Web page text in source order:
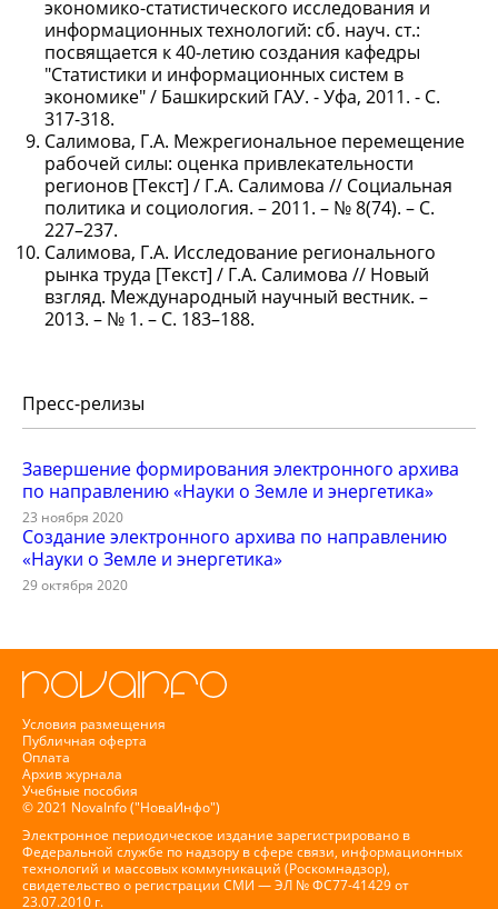
экономико-статистического исследования и
информационных технологий: сб. науч. ст.:
посвящается к 40-летию создания кафедры
"Статистики и информационных систем в
экономике" / Башкирский ГАУ. - Уфа, 2011. - С.
317-318.
Салимова, Г.А. Межрегиональное перемещение
рабочей силы: оценка привлекательности
регионов [Текст] / Г.А. Салимова // Социальная
политика и социология. – 2011. – № 8(74). – С.
227–237.
Салимова, Г.А. Исследование регионального
рынка труда [Текст] / Г.А. Салимова // Новый
взгляд. Международный научный вестник. –
2013. – № 1. – С. 183–188.
Пресс-релизы
Завершение формирования электронного архива
по направлению «Науки о Земле и энергетика»
23 ноября 2020
Создание электронного архива по направлению
«Науки о Земле и энергетика»
29 октября 2020
Условия размещения
Публичная оферта
Оплата
Архив журнала
Учебные пособия
© 2021 NovaInfo ("НоваИнфо")
Электронное периодическое издание зарегистрировано в
Федеральной службе по надзору в сфере связи, информационных
технологий и массовых коммуникаций (Роскомнадзор),
свидетельство о регистрации СМИ — ЭЛ № ФС77-41429 от
23.07.2010 г.